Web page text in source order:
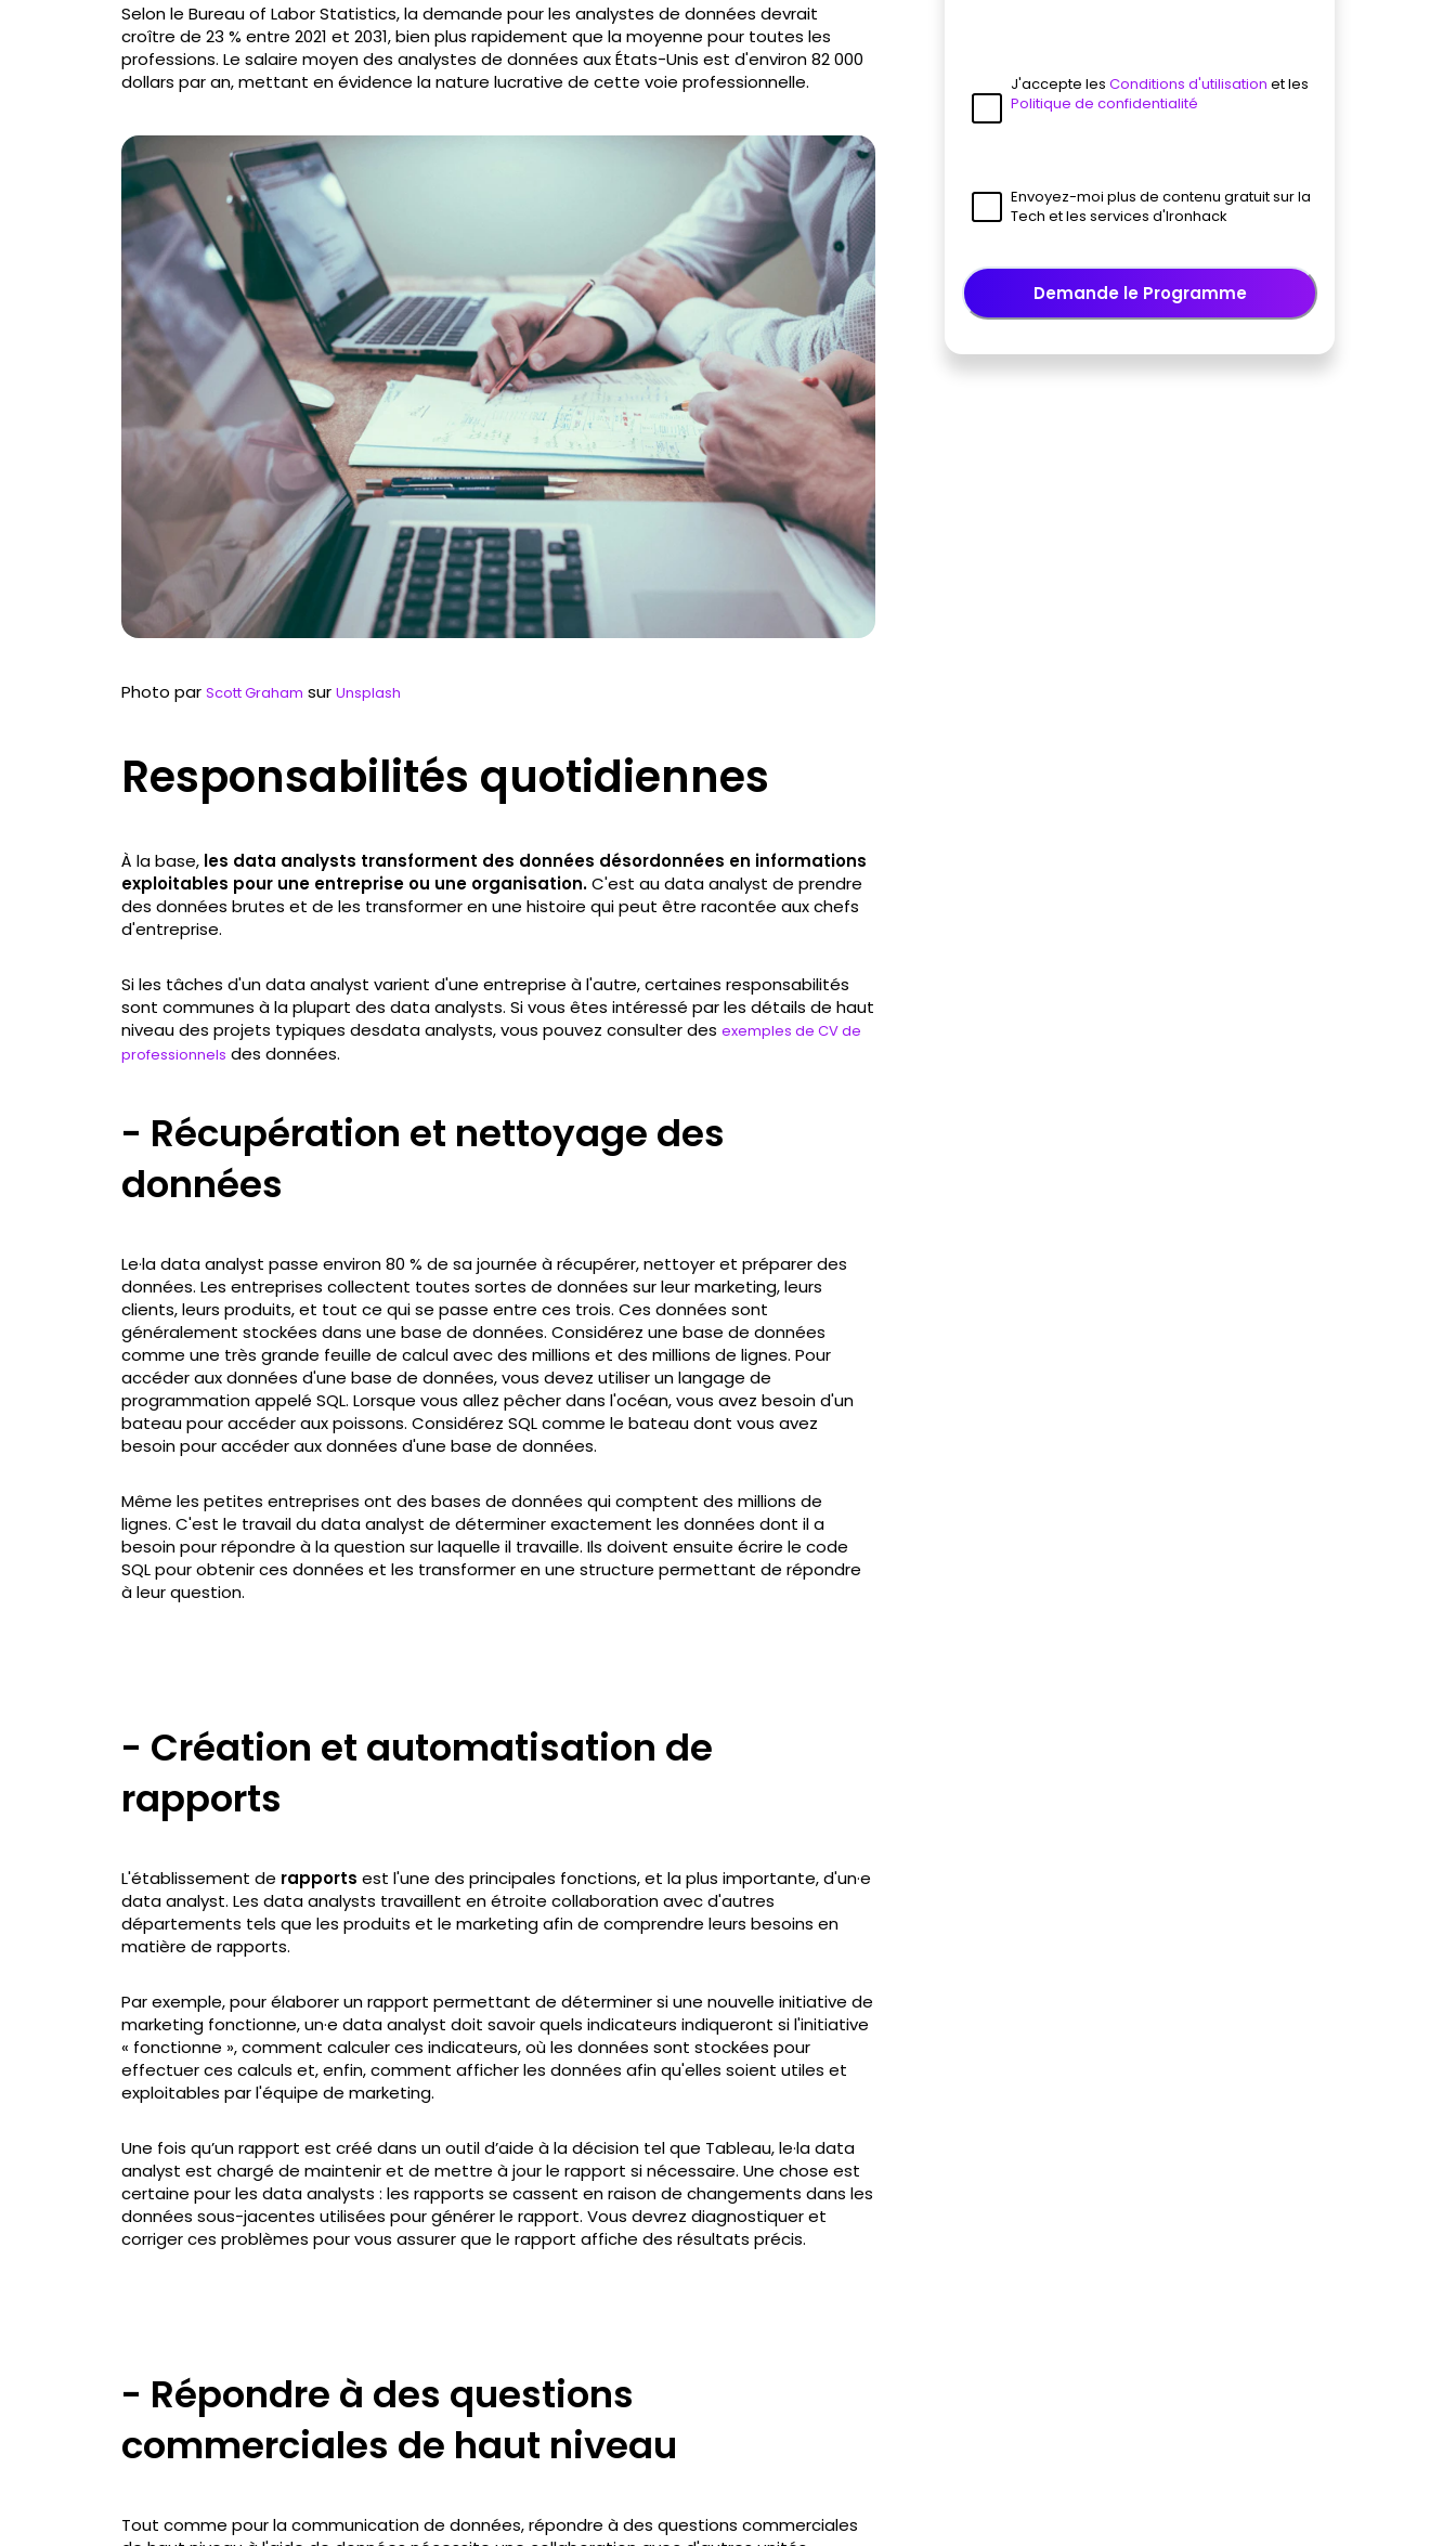
Selon le Bureau of Labor Statistics, la demande pour les analystes de données devrait
croître de 23 % entre 2021 et 2031, bien plus rapidement que la moyenne pour toutes les
professions. Le salaire moyen des analystes de données aux États-Unis est d'environ 82 000
dollars par an, mettant en évidence la nature lucrative de cette voie professionnelle.
Photo par Scott Graham sur Unsplash
Responsabilités quotidiennes
À la base, les data analysts transforment des données désordonnées en informations
exploitables pour une entreprise ou une organisation.C'est au data analyst de prendre
des données brutes et de les transformer en une histoire qui peut être racontée aux chefs
d'entreprise.
Si les tâches d'un data analyst varient d'une entreprise à l'autre, certaines responsabilités
sont communes à la plupart des data analysts. Si vous êtes intéressé par les détails de haut
niveau des projets typiques desdata analysts, vous pouvez consulter des exemples de CV de
professionnels des données.
- Récupération et nettoyage des
données
Le·la data analyst passe environ 80 % de sa journée à récupérer, nettoyer et préparer des
données. Les entreprises collectent toutes sortes de données sur leur marketing, leurs
clients, leurs produits, et tout ce qui se passe entre ces trois. Ces données sont
généralement stockées dans une base de données. Considérez une base de données
comme une très grande feuille de calcul avec des millions et des millions de lignes. Pour
accéder aux données d'une base de données, vous devez utiliser un langage de
programmation appelé SQL. Lorsque vous allez pêcher dans l'océan, vous avez besoin d'un
bateau pour accéder aux poissons. Considérez SQL comme le bateau dont vous avez
besoin pour accéder aux données d'une base de données.
Même les petites entreprises ont des bases de données qui comptent des millions de
lignes. C'est le travail du data analyst de déterminer exactement les données dont il a
besoin pour répondre à la question sur laquelle il travaille. Ils doivent ensuite écrire le code
SQL pour obtenir ces données et les transformer en une structure permettant de répondre
à leur question.
- Création et automatisation de
rapports
L'établissement de rapports est l'une des principales fonctions, et la plus importante, d'un·e
data analyst. Les data analysts travaillent en étroite collaboration avec d'autres
départements tels que les produits et le marketing afin de comprendre leurs besoins en
matière de rapports.
Par exemple, pour élaborer un rapport permettant de déterminer si une nouvelle initiative de
marketing fonctionne, un·e data analyst doit savoir quels indicateurs indiqueront si l'initiative
« fonctionne », comment calculer ces indicateurs, où les données sont stockées pour
effectuer ces calculs et, enfin, comment afficher les données afin qu'elles soient utiles et
exploitables par l'équipe de marketing.
Une fois qu’un rapport est créé dans un outil d’aide à la décision tel que Tableau, le·la data
analyst est chargé de maintenir et de mettre à jour le rapport si nécessaire. Une chose est
certaine pour les data analysts : les rapports se cassent en raison de changements dans les
données sous-jacentes utilisées pour générer le rapport. Vous devrez diagnostiquer et
corriger ces problèmes pour vous assurer que le rapport affiche des résultats précis.
- Répondre à des questions
commerciales de haut niveau
Tout comme pour la communication de données, répondre à des questions commerciales
J'accepte les Conditions d'utilisation et les
Politique de confidentialité
Envoyez-moi plus de contenu gratuit sur la
Tech et les services d'Ironhack
Demande le Programme